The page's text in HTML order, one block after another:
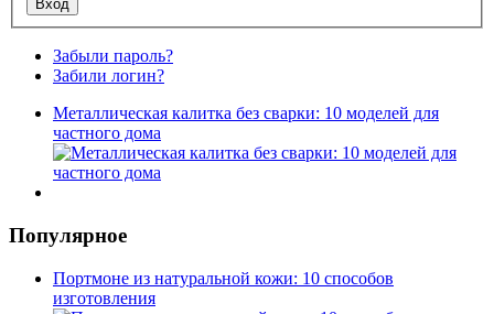
Забыли пароль?
Забили логин?
Металлическая калитка без сварки: 10 моделей для
частного дома
Популярное
Портмоне из натуральной кожи: 10 способов
изготовления